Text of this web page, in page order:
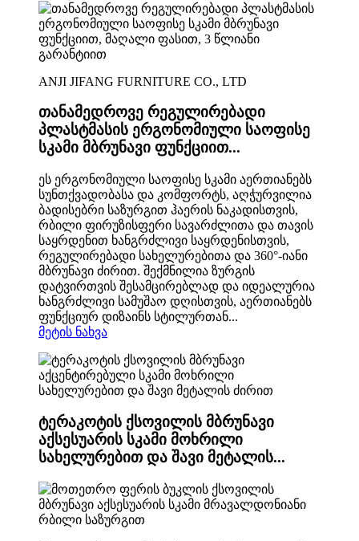
ANJI JIFANG FURNITURE CO., LTD
თანამედროვე რეგულირებადი
პლასტმასის ერგონომიული საოფისე
სკამი მბრუნავი ფუნქციით...
ეს ერგონომიული საოფისე სკამი აერთიანებს
სუნთქვადობასა და კომფორტს, აღჭურვილია
ბადისებრი საზურგით ჰაერის ნაკადისთვის,
რბილი ფირუზისფერი სავარძლითა და თავის
საყრდენით ხანგრძლივი საყრდენისთვის,
რეგულირებადი სახელურებითა და 360°-იანი
მბრუნავი ძირით. შექმნილია ზურგის
დატვირთვის შესამცირებლად და იდეალურია
ხანგრძლივი სამუშაო დღისთვის, აერთიანებს
ფუნქციურ დიზაინს სტილურთან...
მეტის ნახვა
ტერაკოტის ქსოვილის მბრუნავი
აქსესუარის სკამი მოხრილი
სახელურებით და შავი მეტალის...